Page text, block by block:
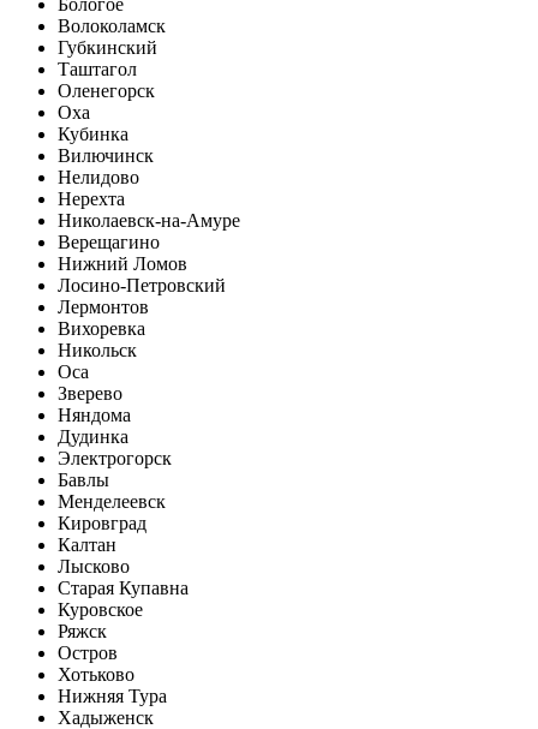
Бологое
Волоколамск
Губкинский
Таштагол
Оленегорск
Оха
Кубинка
Вилючинск
Нелидово
Нерехта
Николаевск-на-Амуре
Верещагино
Нижний Ломов
Лосино-Петровский
Лермонтов
Вихоревка
Никольск
Оса
Зверево
Няндома
Дудинка
Электрогорск
Бавлы
Менделеевск
Кировград
Калтан
Лысково
Старая Купавна
Куровское
Ряжск
Остров
Хотьково
Нижняя Тура
Хадыженск